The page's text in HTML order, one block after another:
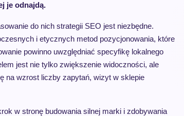
je odnajdą.
do nich strategii SEO jest niezbędne.
i etycznych metod pozycjonowania, które
powinno uwzględniać specyfikę lokalnego
jest nie tylko zwiększenie widoczności, ale
na wzrost liczby zapytań, wizyt w sklepie
w stronę budowania silnej marki i zdobywania